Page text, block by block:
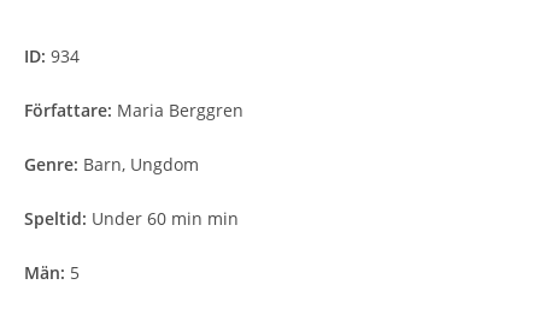
ID: 934
Författare: Maria Berggren
Genre: Barn, Ungdom
Speltid: Under 60 min min
Män: 5